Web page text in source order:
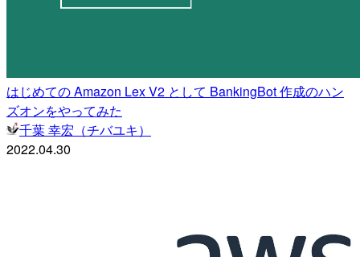
はじめての Amazon Lex V2 として BankingBot 作成のハン
ズオンをやってみた
千葉 幸宏（チバユキ）
2022.04.30